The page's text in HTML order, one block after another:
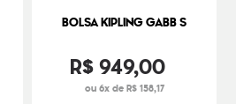
BOLSA KIPLING GABB S
R$949,00
ou 6x de R$ 158,17